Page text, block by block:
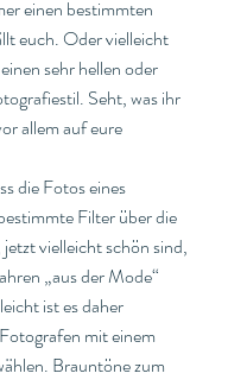
einen bestimmten
euch. Oder vielleicht
sehr hellen oder
Seht, was ihr
allem auf eure
die Fotos eines
Filter über die
vielleicht schön sind,
„aus der Mode“
ist es daher
mit einem
Brauntöne zum